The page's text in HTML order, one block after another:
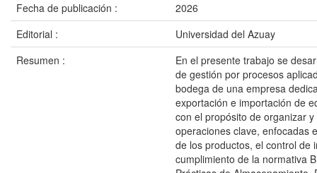
Fecha de publicación :
2026
Editorial :
Universidad del Azuay
Resumen :
En el presente trabajo se
de gestión por procesos
bodega de una empresa
exportación e importación de
con el propósito de organizar
operaciones clave, enfocadas
de los productos, el control de
cumplimiento de la normativa